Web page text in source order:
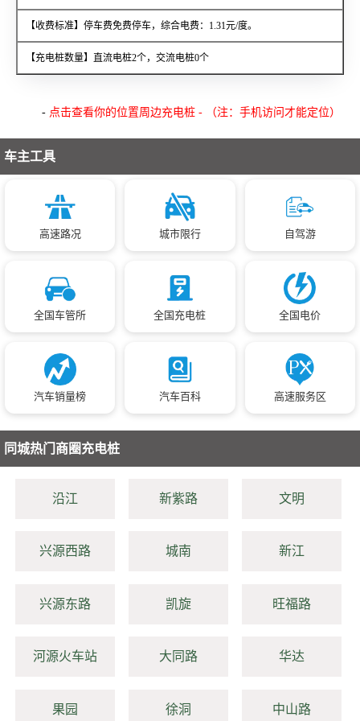
【收费标准】停车费免费停车，综合电费：1.31元/度。
【充电桩数量】直流电桩2个，交流电桩0个
- 点击查看你的位置周边充电桩 - （注：手机访问才能定位）
车主工具
高速路况 城市限行 自驾游
全国车管所 全国充电桩 全国电价
汽车销量榜 汽车百科 高速服务区
同城热门商圈充电桩
沿江 新紫路 文明
兴源西路 城南 新江
兴源东路 凯旋 旺福路
河源火车站 大同路 华达
果园 徐洞 中山路